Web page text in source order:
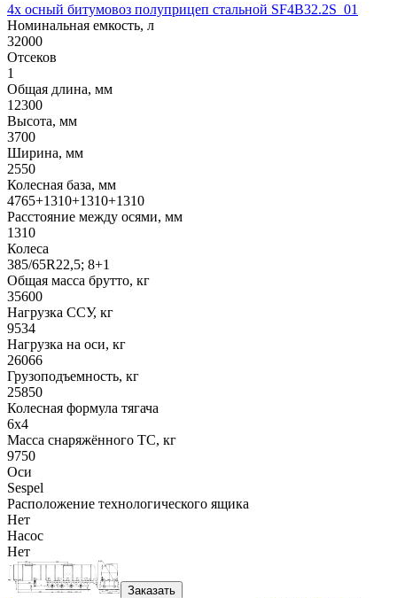
4х осный битумовоз полуприцеп стальной SF4B32.2S_01
Номинальная емкость, л
32000
Отсеков
1
Общая длина, мм
12300
Высота, мм
3700
Ширина, мм
2550
Колесная база, мм
4765+1310+1310+1310
Расстояние между осями, мм
1310
Колеса
385/65R22,5; 8+1
Общая масса брутто, кг
35600
Нагрузка ССУ, кг
9534
Нагрузка на оси, кг
26066
Грузоподъемность, кг
25850
Колесная формула тягача
6x4
Масса снаряжённого ТС, кг
9750
Оси
Sespel
Расположение технологического ящика
Нет
Насос
Нет
Заказать